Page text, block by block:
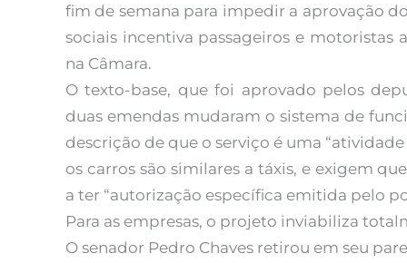
fim de semana para impedir a aprovação
sociais incentiva passageiros e motoristas
na Câmara.
O texto-base, que foi aprovado pelos
duas emendas mudaram o sistema de
descrição de que o serviço é uma
os carros são similares a táxis, e exigem
a ter “autorização específica emitida pelo
Para as empresas, o projeto inviabiliza
O senador Pedro Chaves retirou em seu